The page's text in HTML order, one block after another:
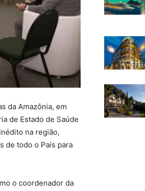
da Amazônia, em
de Estado de Saúde
na região,
de todo o País para
o coordenador da